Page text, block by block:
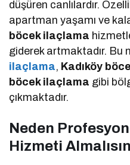
düşüren canlılardır.
apartman yaşamı ve
böcek ilaçlama
giderek artmaktadır. Bu
ilaçlama, Kadıköy
böcek ilaçlama gibi
çıkmaktadır.
Neden
Hizmeti